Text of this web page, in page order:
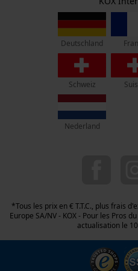
Rue Emile Francqui 11
1435 Mont-Saint-Guibert
Pas de magasin !
Adresse de retour:
Oregon Tool GmbH
Beim Erlenwäldchen 14/2
71522 Backnang
Deutschland
Schweiz
Nederland
*Tous les prix en € T.T.C., plus frais
Europe SA/NV - KOX - Pour les Pros
actualisation le
Page
Panier
Géo-IP et
utilisateurs
Vidéos
Google
Microsoft
Event